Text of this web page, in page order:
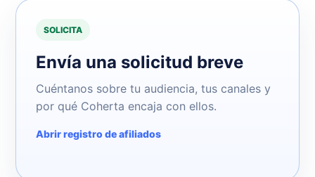
SOLICITA
Envía una solicitud breve
Cuéntanos sobre tu audiencia, tus canales y
por qué Coherta encaja con ellos.
Abrir registro de afiliados